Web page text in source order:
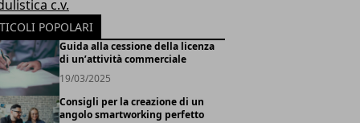
c.v.
POPOLARI
Guida alla cessione della licenza
di un’attività commerciale
19/03/2025
Consigli per la creazione di un
angolo smartworking perfetto